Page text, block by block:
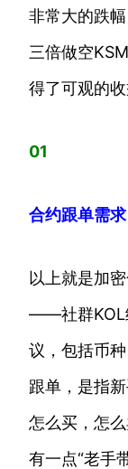
非常大的跌
三倍做空
得了可观的收
01
合约跟单需求
以上就是加
——社群KOL
议，包括币
跟单，是指
怎么买，怎
有一点“老手